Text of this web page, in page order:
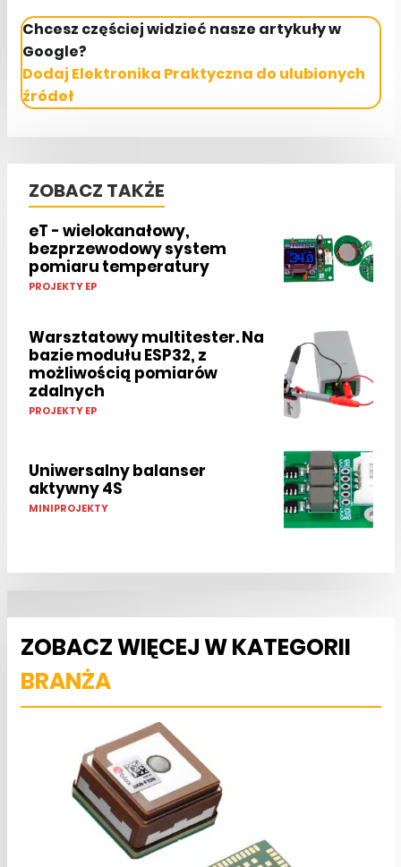
Chcesz częściej widzieć nasze artykuły w
Google?
Dodaj Elektronika Praktyczna do ulubionych
źródeł
ZOBACZ TAKŻE
eT - wielokanałowy,
bezprzewodowy system
pomiaru temperatury
PROJEKTY EP
Warsztatowy multitester. Na
bazie modułu ESP32, z
możliwością pomiarów
zdalnych
PROJEKTY EP
Uniwersalny balanser
aktywny 4S
MINIPROJEKTY
ZOBACZ WIĘCEJ W KATEGORII
BRANŻA